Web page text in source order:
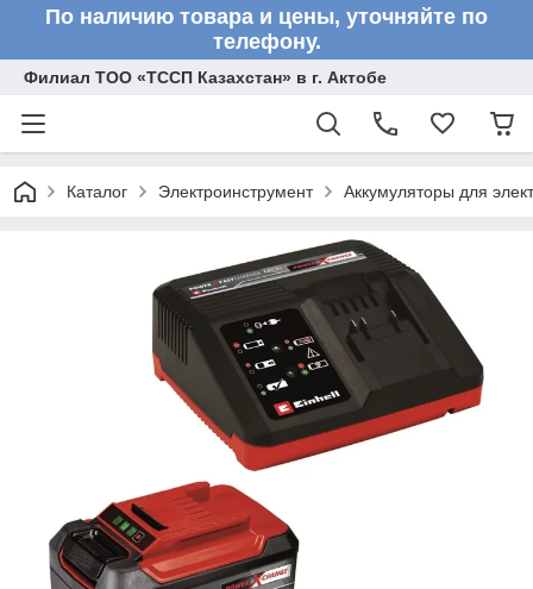
По наличию товара и цены, уточняйте по
телефону.
Филиал ТОО «ТССП Казахстан» в г. Актобе
Каталог Электроинструмент Аккумуляторы для